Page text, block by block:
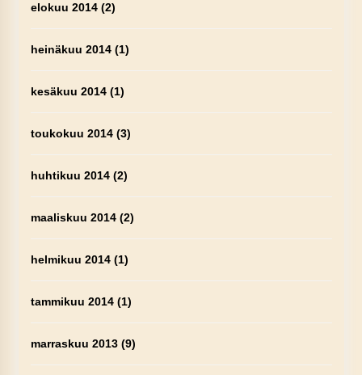
elokuu 2014(2)
heinäkuu 2014(1)
kesäkuu 2014(1)
toukokuu 2014(3)
huhtikuu 2014(2)
maaliskuu 2014(2)
helmikuu 2014(1)
tammikuu 2014(1)
marraskuu 2013(9)